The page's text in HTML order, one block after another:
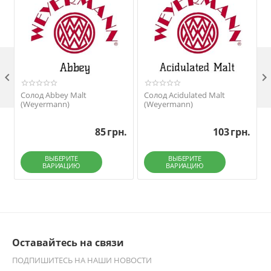
Солод Abbey Malt
(Weyermann)
85грн.
ВЫБЕРИТЕ
ВАРИАЦИЮ
Солод Acidulated Malt
(Weyermann)
103грн.
ВЫБЕРИТЕ
ВАРИАЦИЮ
 
Оставайтесь на связи
ПОДПИШИТЕСЬ НА НАШИ НОВОСТИ